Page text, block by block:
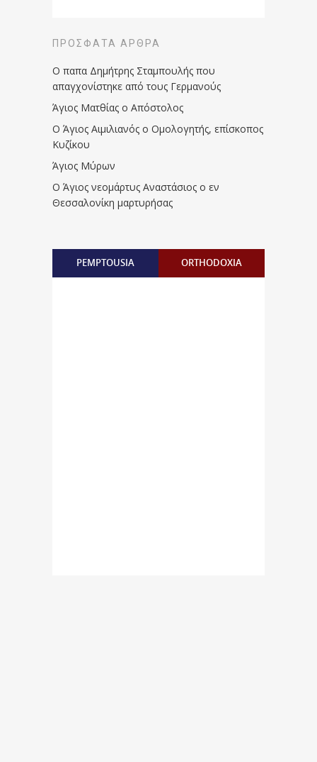
ΠΡΌΣΦΑΤΑ ΆΡΘΡΑ
Ο παπα Δημήτρης Σταμπουλής που
απαγχονίστηκε από τους Γερμανούς
Άγιος Ματθίας ο Απόστολος
Ο Άγιος Αιμιλιανός ο Ομολογητής, επίσκοπος
Κυζίκου
Άγιος Μύρων
Ο Άγιος νεομάρτυς Αναστάσιος ο εν
Θεσσαλονίκη μαρτυρήσας
PEMPTOUSIA ORTHODOXIA